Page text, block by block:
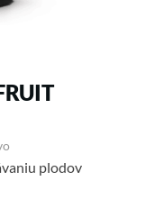
plodov